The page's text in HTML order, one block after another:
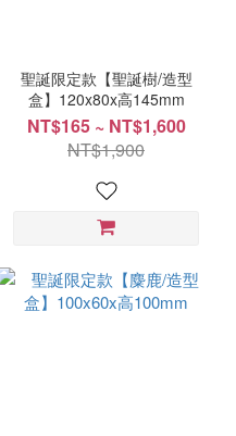
聖誕限定款【聖誕樹/造型
盒】120x80x高145mm
NT$165 ~ NT$1,600
NT$1,900